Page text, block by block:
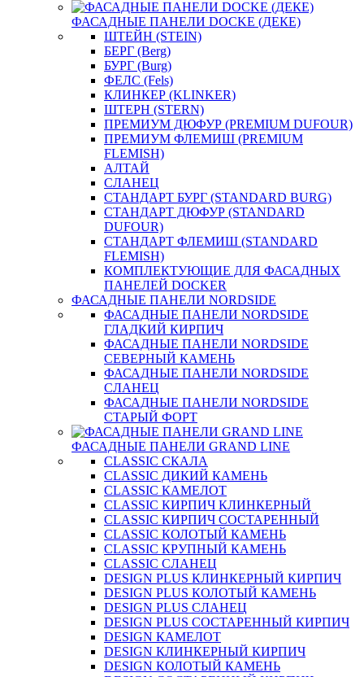
ФАСАДНЫЕ ПАНЕЛИ DOCKE (ДЕКЕ)
ШТЕЙН (STEIN)
БЕРГ (Berg)
БУРГ (Burg)
ФЕЛС (Fels)
КЛИНКЕР (KLINKER)
ШТЕРН (STERN)
ПРЕМИУМ ДЮФУР (PREMIUM DUFOUR)
ПРЕМИУМ ФЛЕМИШ (PREMIUM
FLEMISH)
АЛТАЙ
СЛАНЕЦ
СТАНДАРТ БУРГ (STANDARD BURG)
СТАНДАРТ ДЮФУР (STANDARD
DUFOUR)
СТАНДАРТ ФЛЕМИШ (STANDARD
FLEMISH)
КОМПЛЕКТУЮЩИЕ ДЛЯ ФАСАДНЫХ
ПАНЕЛЕЙ DOCKER
ФАСАДНЫЕ ПАНЕЛИ NORDSIDE
ФАСАДНЫЕ ПАНЕЛИ NORDSIDE
ГЛАДКИЙ КИРПИЧ
ФАСАДНЫЕ ПАНЕЛИ NORDSIDE
СЕВЕРНЫЙ КАМЕНЬ
ФАСАДНЫЕ ПАНЕЛИ NORDSIDE
СЛАНЕЦ
ФАСАДНЫЕ ПАНЕЛИ NORDSIDE
СТАРЫЙ ФОРТ
ФАСАДНЫЕ ПАНЕЛИ GRAND LINE
CLASSIC СКАЛА
CLASSIC ДИКИЙ КАМЕНЬ
CLASSIC КАМЕЛОТ
CLASSIC КИРПИЧ КЛИНКЕРНЫЙ
CLASSIC КИРПИЧ СОСТАРЕННЫЙ
CLASSIC КОЛОТЫЙ КАМЕНЬ
CLASSIC КРУПНЫЙ КАМЕНЬ
CLASSIC СЛАНЕЦ
DESIGN PLUS КЛИНКЕРНЫЙ КИРПИЧ
DESIGN PLUS КОЛОТЫЙ КАМЕНЬ
DESIGN PLUS СЛАНЕЦ
DESIGN PLUS СОСТАРЕННЫЙ КИРПИЧ
DESIGN КАМЕЛОТ
DESIGN КЛИНКЕРНЫЙ КИРПИЧ
DESIGN КОЛОТЫЙ КАМЕНЬ